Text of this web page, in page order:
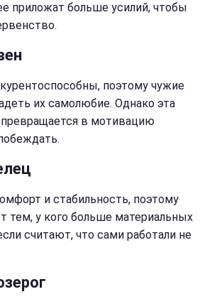
приложат больше усилий, чтобы
поэтому чужие
их самолюбие. Однако эта
в мотивацию
и стабильность, поэтому
тем, у кого больше материальных
считают, что сами работали не